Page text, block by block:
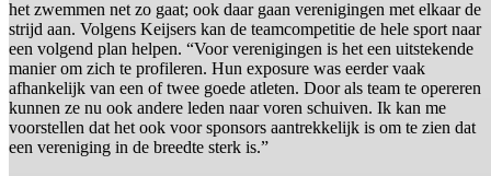
het zwemmen net zo gaat; ook daar gaan verenigingen met elkaar de
strijd aan. Volgens Keijsers kan de teamcompetitie de hele sport naar
een volgend plan helpen. “Voor verenigingen is het een uitstekende
manier om zich te profileren. Hun exposure was eerder vaak
afhankelijk van een of twee goede atleten. Door als team te opereren
kunnen ze nu ook andere leden naar voren schuiven. Ik kan me
voorstellen dat het ook voor sponsors aantrekkelijk is om te zien dat
een vereniging in de breedte sterk is.”